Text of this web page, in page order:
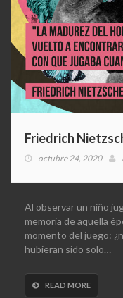
Friedrich
octubre 24, 2020
Al observar un niño
memoria de aquella
momento del juego:
hubieran sido solo…
READ MORE